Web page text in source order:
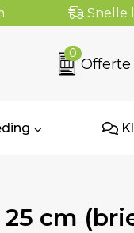
Snelle
0
Offerte
cm